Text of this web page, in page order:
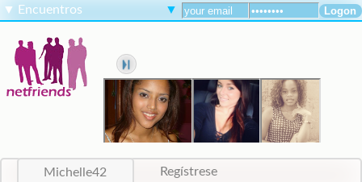
▼ Encuentros ▼
Michelle42 Regístrese